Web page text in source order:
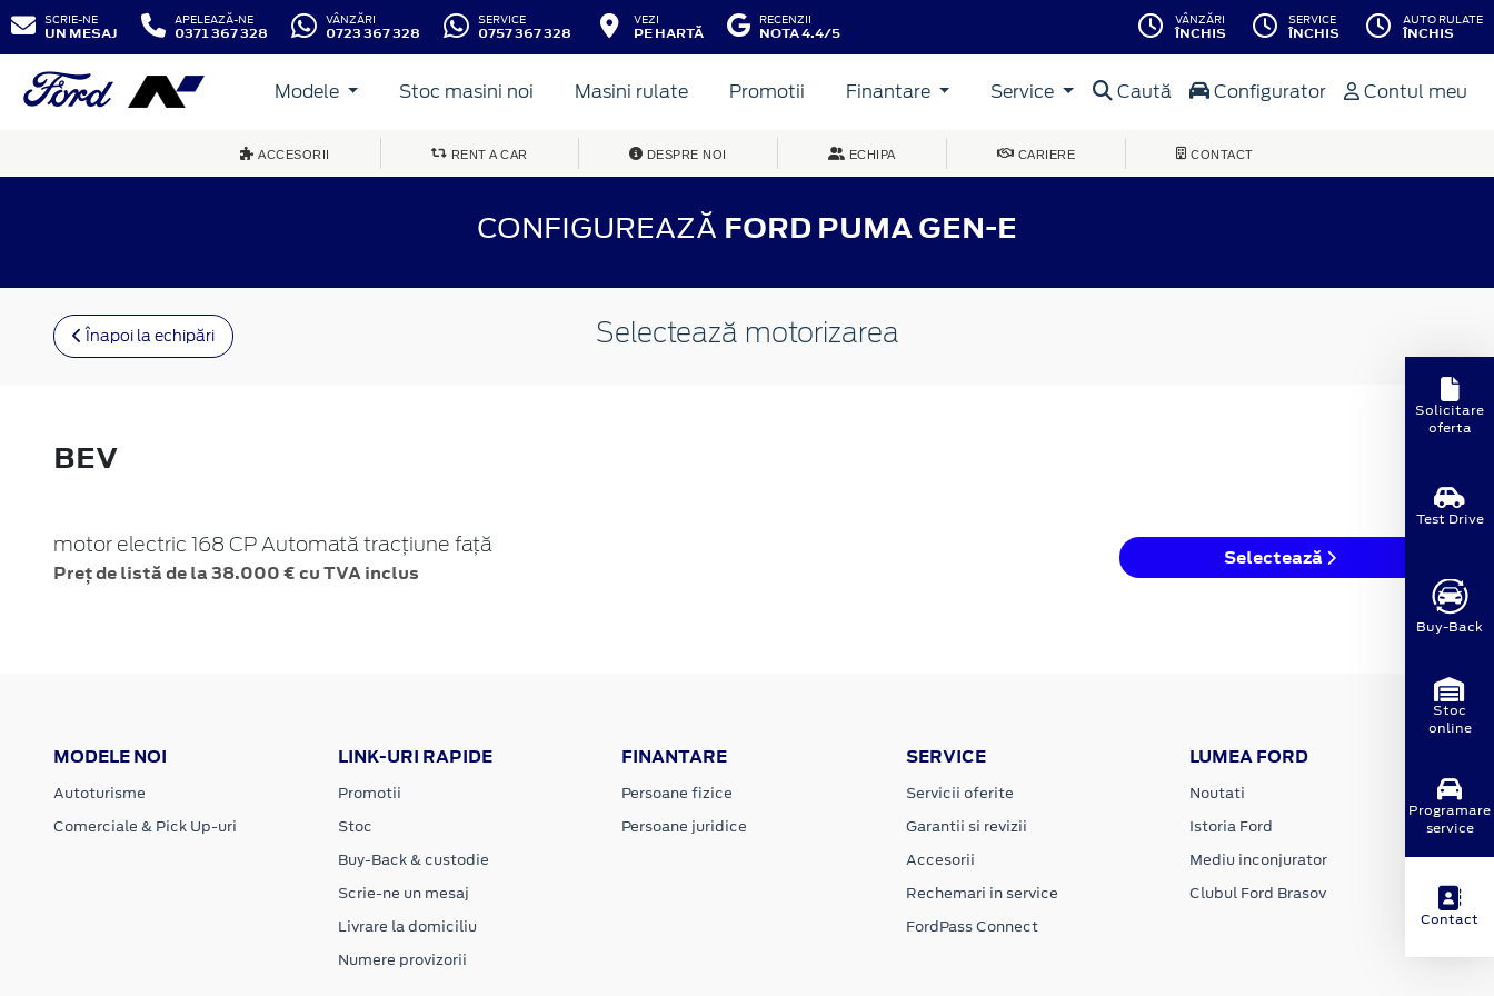
SCRIE-NE
UN MESAJ
APELEAZĂ-NE
0371 367 328
VÂNZĂRI
0723 367 328
SERVICE
0757 367 328
VEZI
PE HARTĂ
RECENZII
NOTA 4.4/5
VÂNZĂRI
ÎNCHIS
SERVICE
ÎNCHIS
AUTO RULATE
ÎNCHIS
Modele Stoc masini noi Masini rulate Promotii Finantare Service Caută Configurator Contul meu
ACCESORII RENT A CAR DESPRE NOI ECHIPA CARIERE CONTACT
CONFIGUREAZĂ FORD PUMA GEN-E
Înapoi la echipări Selectează motorizarea
BEV
motor electric 168 CP Automată tracțiune față
Preț de listă de la 38.000 € cu TVA inclus
Selectează
MODELE NOI
Autoturisme
Comerciale & Pick Up-uri
LINK-URI RAPIDE
Promotii
Stoc
Buy-Back & custodie
Scrie-ne un mesaj
Livrare la domiciliu
Numere provizorii
FINANTARE
Persoane fizice
Persoane juridice
SERVICE
Servicii oferite
Garantii si revizii
Accesorii
Rechemari in service
FordPass Connect
LUMEA FORD
Noutati
Istoria Ford
Mediu inconjurator
Clubul Ford Brasov
Solicitare
oferta
Test Drive
Buy-Back
Stoc
online
Programare
service
Contact